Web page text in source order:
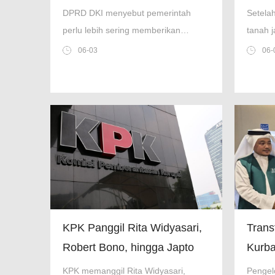
Cegah Kebakaran Besar
DPRD DKI menyebut pemerintah
perlu lebih sering memberikan
edukasi kepada warga mengenai
06-03
tanah
saat06-
KPK Panggil Rita Widyasari,
Robert Bono, hingga Japto
Terkait Kasus Tambang
KPK memanggil Rita Widyasari,